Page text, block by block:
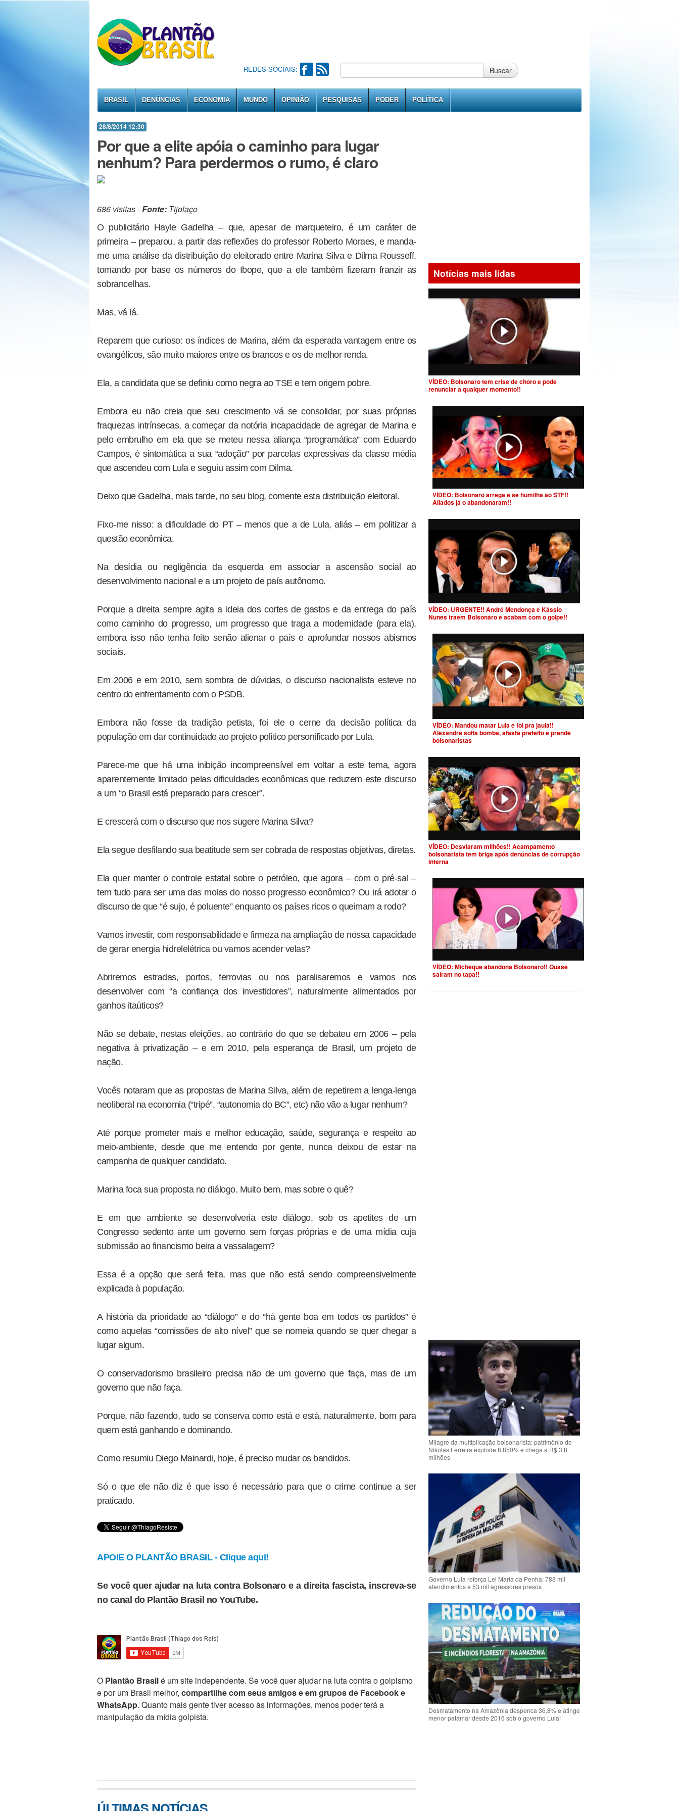
REDES SOCIAIS: Buscar
BRASIL DENÚNCIAS ECONOMIA MUNDO OPINIÃO PESQUISAS PODER POLÍTICA
28/8/2014 12:30
Por que a elite apóia o caminho para lugar
nenhum? Para perdermos o rumo, é claro
686 visitas -Fonte: Tijolaço
O publicitário Hayle Gadelha – que, apesar de marqueteiro, é um caráter de
primeira – preparou, a partir das reflexões do professor Roberto Moraes, e manda-
me uma análise da distribuição do eleitorado entre Marina Silva e Dilma Rousseff,
tomando por base os números do Ibope, que a ele também fizeram franzir as
sobrancelhas.
Mas, vá lá.
Reparem que curioso: os índices de Marina, além da esperada vantagem entre os
evangélicos, são muito maiores entre os brancos e os de melhor renda.
Ela, a candidata que se definiu como negra ao TSE e tem origem pobre.
Embora eu não creia que seu crescimento vá se consolidar, por suas próprias
fraquezas intrínsecas, a começar da notória incapacidade de agregar de Marina e
pelo embrulho em ela que se meteu nessa aliança “programática” com Eduardo
Campos, é sintomática a sua “adoção” por parcelas expressivas da classe média
que ascendeu com Lula e seguiu assim com Dilma.
Deixo que Gadelha, mais tarde, no seu blog, comente esta distribuição eleitoral.
Fixo-me nisso: a dificuldade do PT – menos que a de Lula, aliás – em politizar a
questão econômica.
Na desídia ou negligência da esquerda em associar a ascensão social ao
desenvolvimento nacional e a um projeto de país autônomo.
Porque a direita sempre agita a ideia dos cortes de gastos e da entrega do país
como caminho do progresso, um progresso que traga a modernidade (para ela),
embora isso não tenha feito senão alienar o país e aprofundar nossos abismos
sociais.
Em 2006 e em 2010, sem sombra de dúvidas, o discurso nacionalista esteve no
centro do enfrentamento com o PSDB.
Embora não fosse da tradição petista, foi ele o cerne da decisão política da
população em dar continuidade ao projeto político personificado por Lula.
Parece-me que há uma inibição incompreensível em voltar a este tema, agora
aparentemente limitado pelas dificuldades econômicas que reduzem este discurso
a um “o Brasil está preparado para crescer”.
E crescerá com o discurso que nos sugere Marina Silva?
Ela segue desfilando sua beatitude sem ser cobrada de respostas objetivas, diretas.
Ela quer manter o controle estatal sobre o petróleo, que agora – com o pré-sal –
tem tudo para ser uma das molas do nosso progresso econômico? Ou irá adotar o
discurso de que “é sujo, é poluente” enquanto os países ricos o queimam a rodo?
Vamos investir, com responsabilidade e firmeza na ampliação de nossa capacidade
de gerar energia hidrelelétrica ou vamos acender velas?
Abriremos estradas, portos, ferrovias ou nos paralisaremos e vamos nos
desenvolver com “a confiança dos investidores”, naturalmente alimentados por
ganhos itaúticos?
Não se debate, nestas eleições, ao contrário do que se debateu em 2006 – pela
negativa à privatização – e em 2010, pela esperança de Brasil, um projeto de
nação.
Vocês notaram que as propostas de Marina Silva, além de repetirem a lenga-lenga
neoliberal na economia (“tripé”, “autonomia do BC”, etc) não vão a lugar nenhum?
Até porque prometer mais e melhor educação, saúde, segurança e respeito ao
meio-ambiente, desde que me entendo por gente, nunca deixou de estar na
campanha de qualquer candidato.
Marina foca sua proposta no diálogo. Muito bem, mas sobre o quê?
E em que ambiente se desenvolveria este diálogo, sob os apetites de um
Congresso sedento ante um governo sem forças próprias e de uma mídia cuja
submissão ao financismo beira a vassalagem?
Essa é a opção que será feita, mas que não está sendo compreensivelmente
explicada à população.
A história da prioridade ao “diálogo” e do “há gente boa em todos os partidos” é
como aquelas “comissões de alto nível” que se nomeia quando se quer chegar a
lugar algum.
O conservadorismo brasileiro precisa não de um governo que faça, mas de um
governo que não faça.
Porque, não fazendo, tudo se conserva como está e está, naturalmente, bom para
quem está ganhando e dominando.
Como resumiu Diego Mainardi, hoje, é preciso mudar os bandidos.
Só o que ele não diz é que isso é necessário para que o crime continue a ser
praticado.
APOIE O PLANTÃO BRASIL - Clique aqui!
Se você quer ajudar na luta contra Bolsonaro e a direita fascista, inscreva-se
no canal do Plantão Brasil no YouTube.
O Plantão Brasilé um site independente. Se você quer ajudar na luta contra o golpismo
e por um Brasil melhor, compartilhe com seus amigos e em grupos de Facebook e
WhatsApp. Quanto mais gente tiver acesso às informações, menos poder terá a
manipulação da mídia golpista.
Notícias mais lidas
VÍDEO: Bolsonaro tem crise de choro e pode
renunciar a qualquer momento!!
VÍDEO: Bolsonaro arrega e se humilha ao STF!!
Aliados já o abandonaram!!
VÍDEO: URGENTE!! André Mendonça e Kássio
Nunes traem Bolsonaro e acabam com o golpe!!
VÍDEO: Mandou matar Lula e foi pra jaula!!
Alexandre solta bomba, afasta prefeito e prende
bolsonaristas
VÍDEO: Desviaram milhões!! Acampamento
bolsonarista tem briga após denúncias de corrupção
interna
VÍDEO: Micheque abandona Bolsonaro!! Quase
saíram no tapa!!
Milagre da multiplicação bolsonarista: patrimônio de
Nikolas Ferreira explode 8.850% e chega a R$ 3,8
milhões
Governo Lula reforça Lei Maria da Penha: 783 mil
atendimentos e 53 mil agressores presos
Desmatamento na Amazônia despenca 36,8% e atinge
menor patamar desde 2016 sob o governo Lula!